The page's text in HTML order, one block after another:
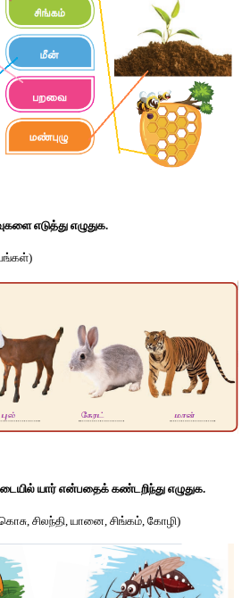
உரிய விலங்கின் பெயரை
ஆக்டோபஸ், வாத்து)
கடலிலே வாழ்பவன்:
ஆனால் நன்றாக நீந்துபவன்:
மிகப் பெரியவன்:
மட்டும் வண்ணம் தீட்டுக.